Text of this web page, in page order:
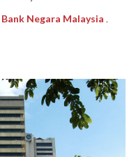
Bank Negara Malaysia .